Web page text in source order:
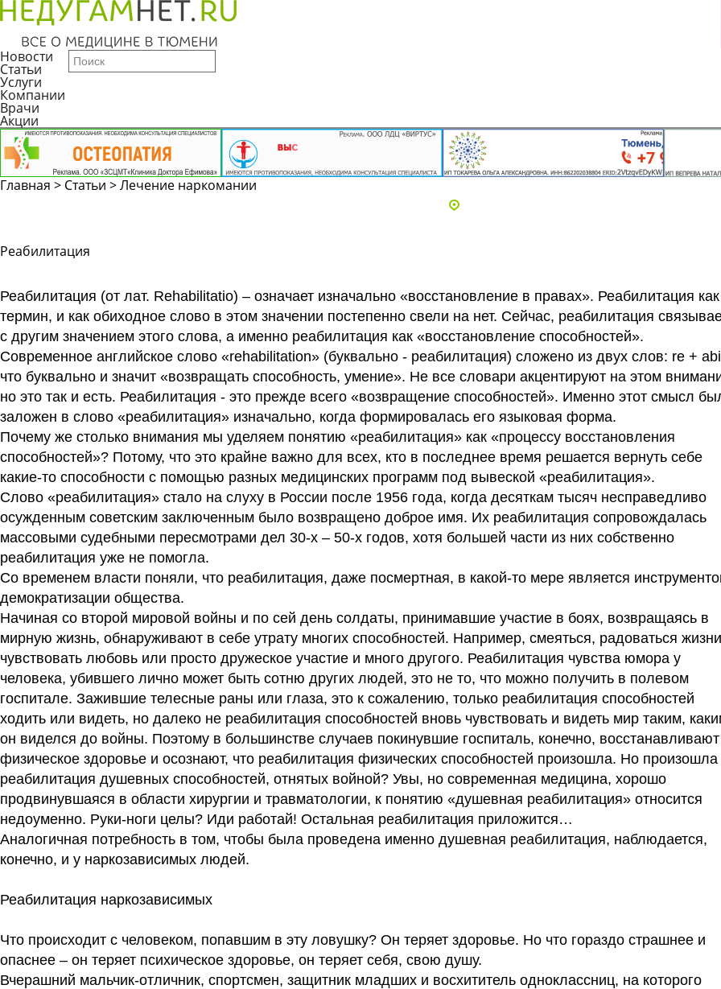
Новости
Статьи
Услуги
Компании
Врачи
Акции
Главная > Статьи >Лечение наркомании
Реабилитация
Реабилитация (от лат. Rehabilitatio) – означает изначально «восстановление в правах». Реабилитация как
термин, и как обиходное слово в этом значении постепенно свели на нет. Сейчас, реабилитация
с другим значением этого слова, а именно реабилитация как «восстановление способностей».
Современное английское слово «rehabilitation» (буквально - реабилитация) сложено из двух слов: re +
что буквально и значит «возвращать способность, умение». Не все словари акцентируют на этом
но это так и есть. Реабилитация - это прежде всего «возвращение способностей». Именно этот смысл
заложен в слово «реабилитация» изначально, когда формировалась его языковая форма.
Почему же столько внимания мы уделяем понятию «реабилитация» как «процессу восстановления
способностей»? Потому, что это крайне важно для всех, кто в последнее время решается вернуть себе
какие-то способности с помощью разных медицинских программ под вывеской «реабилитация».
Слово «реабилитация» стало на слуху в России после 1956 года, когда десяткам тысяч несправедливо
осужденным советским заключенным было возвращено доброе имя. Их реабилитация сопровождалась
массовыми судебными пересмотрами дел 30-х – 50-х годов, хотя большей части из них собственно
реабилитация уже не помогла.
Со временем власти поняли, что реабилитация, даже посмертная, в какой-то мере является
демократизации общества.
Начиная со второй мировой войны и по сей день солдаты, принимавшие участие в боях, возвращаясь в
мирную жизнь, обнаруживают в себе утрату многих способностей. Например, смеяться, радоваться
чувствовать любовь или просто дружеское участие и много другого. Реабилитация чувства юмора у
человека, убившего лично может быть сотню других людей, это не то, что можно получить в полевом
госпитале. Зажившие телесные раны или глаза, это к сожалению, только реабилитация способностей
ходить или видеть, но далеко не реабилитация способностей вновь чувствовать и видеть мир таким,
он виделся до войны. Поэтому в большинстве случаев покинувшие госпиталь, конечно, восстанавливают
физическое здоровье и осознают, что реабилитация физических способностей произошла. Но произошла
реабилитация душевных способностей, отнятых войной? Увы, но современная медицина, хорошо
продвинувшаяся в области хирургии и травматологии, к понятию «душевная реабилитация» относится
недоуменно. Руки-ноги целы? Иди работай! Остальная реабилитация приложится…
Аналогичная потребность в том, чтобы была проведена именно душевная реабилитация, наблюдается,
конечно, и у наркозависимых людей.
Реабилитация наркозависимых
Что происходит с человеком, попавшим в эту ловушку? Он теряет здоровье. Но что гораздо страшнее и
опаснее – он теряет психическое здоровье, он теряет себя, свою душу.
Вчерашний мальчик-отличник, спортсмен, защитник младших и восхититель одноклассниц, на которого